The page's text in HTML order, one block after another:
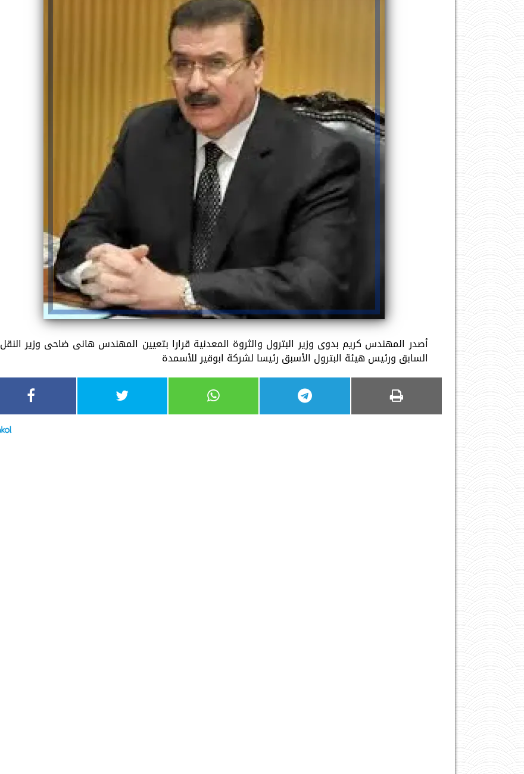
أصدر المهندس كريم بدوى وزير البترول والثروة المعدنية قرارا بتعيين المهندس هانى ضاحى وزير النقل
السابق ورئيس هيئة البترول الأسبق رئيسا لشركة ابوقير للأسمدة